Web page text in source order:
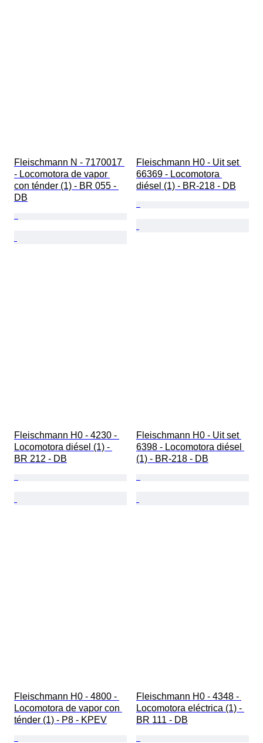
Fleischmann N - 7170017
- Locomotora de vapor
con ténder (1) - BR 055 -
DB
Fleischmann H0 - Uit set
66369 - Locomotora
diésel (1) - BR-218 - DB
Fleischmann H0 - 4230 -
Locomotora diésel (1) -
BR 212 - DB
Fleischmann H0 - Uit set
6398 - Locomotora diésel
(1) - BR-218 - DB
Fleischmann H0 - 4800 -
Locomotora de vapor con
ténder (1) - P8 - KPEV
Fleischmann H0 - 4348 -
Locomotora eléctrica (1) -
BR 111 - DB